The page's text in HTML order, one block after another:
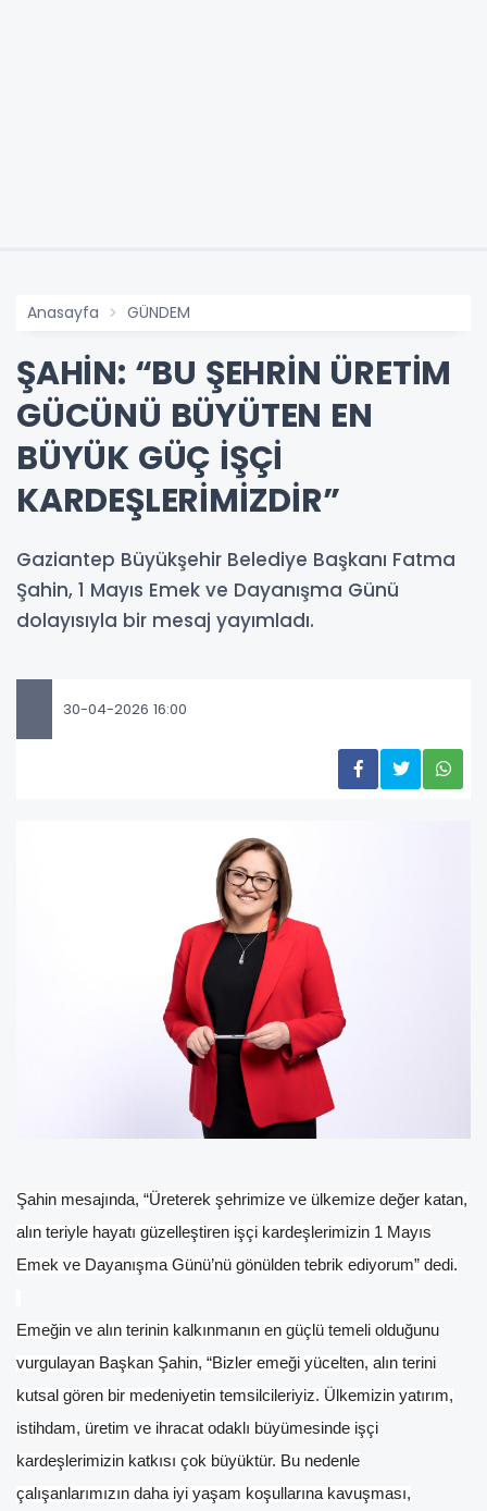
Anasayfa GÜNDEM
ŞAHİN: “BU ŞEHRİN ÜRETİM
GÜCÜNÜ BÜYÜTEN EN
BÜYÜK GÜÇ İŞÇİ
KARDEŞLERİMİZDİR”
Gaziantep Büyükşehir Belediye Başkanı Fatma
Şahin, 1 Mayıs Emek ve Dayanışma Günü
dolayısıyla bir mesaj yayımladı.
30-04-2026 16:00
Şahin mesajında, “Üreterek şehrimize ve ülkemize değer katan,
alın teriyle hayatı güzelleştiren işçi kardeşlerimizin 1 Mayıs
Emek ve Dayanışma Günü’nü gönülden tebrik ediyorum” dedi.
Emeğin ve alın terinin kalkınmanın en güçlü temeli olduğunu
vurgulayan Başkan Şahin, “Bizler emeği yücelten, alın terini
kutsal gören bir medeniyetin temsilcileriyiz. Ülkemizin yatırım,
istihdam, üretim ve ihracat odaklı büyümesinde işçi
kardeşlerimizin katkısı çok büyüktür. Bu nedenle
çalışanlarımızın daha iyi yaşam koşullarına kavuşması,